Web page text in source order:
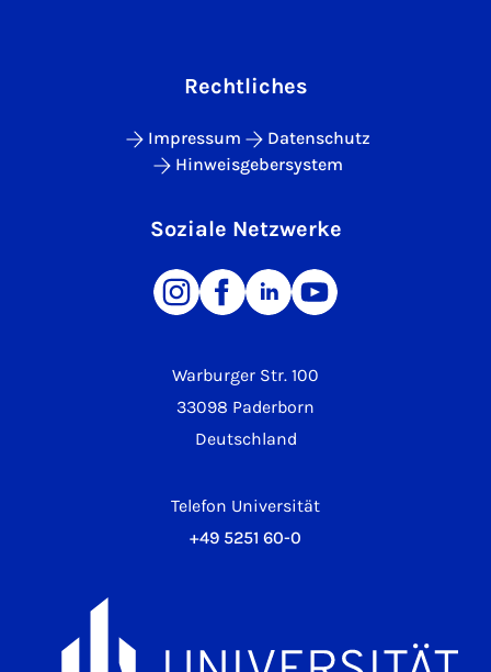
Warburger Str. 100
33098 Paderborn
Deutschland
Telefon Universität
+49 5251 60-0
Rechtliches
Impressum
Datenschutz
Hinweisgebersystem
Soziale Netzwerke